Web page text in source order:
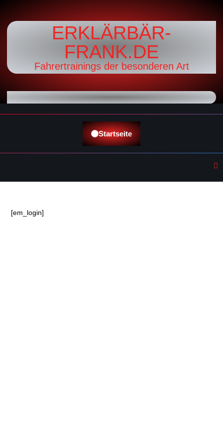
ERKLÄRBÄR-
FRANK.DE
Fahrertrainings der besonderen Art
Startseite
[em_login]